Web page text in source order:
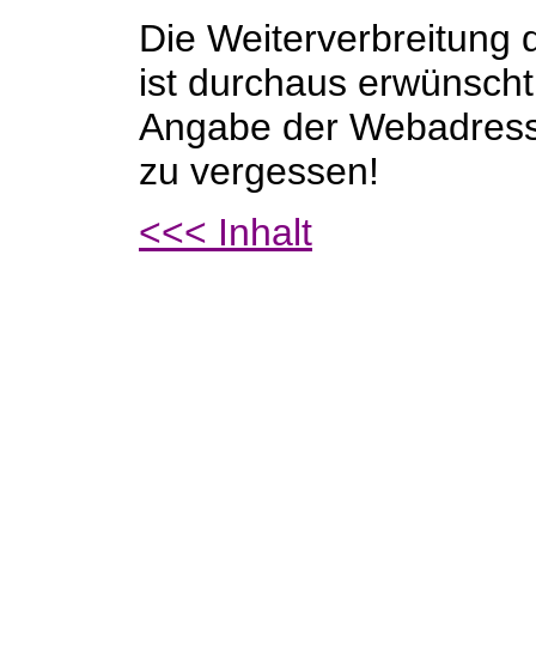
Die Weiterverbreitung
ist durchaus
Angabe der
zu vergessen!
<<< Inhalt